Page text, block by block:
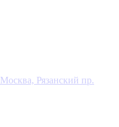
Москва, Рязанский пр.